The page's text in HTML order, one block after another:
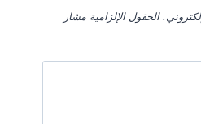
الحقول الإلزامية مشار